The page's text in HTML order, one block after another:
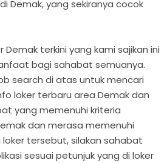
Demak, yang sekiranya cocok
terkini yang kami sajikan ini
bagi sahabat semuanya.
search di atas untuk mencari
loker terbaru area Demak dan
yang memenuhi kriteria
dan merasa memenuhi
tersebut, silakan sahabat
sesuai petunjuk yang di loker